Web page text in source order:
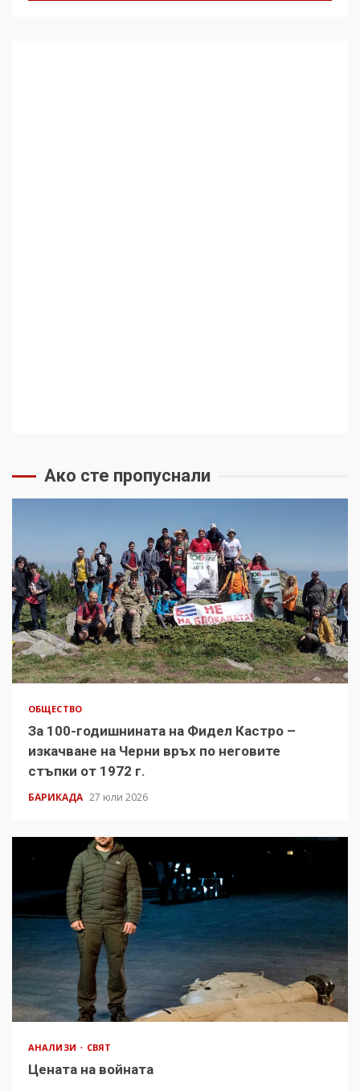
Ако сте пропуснали
ОБЩЕСТВО
За 100-годишнината на Фидел Кастро –
изкачване на Черни връх по неговите
стъпки от 1972 г.
БАРИКАДА 27 юли 2026
АНАЛИЗИ СВЯТ
Цената на войната